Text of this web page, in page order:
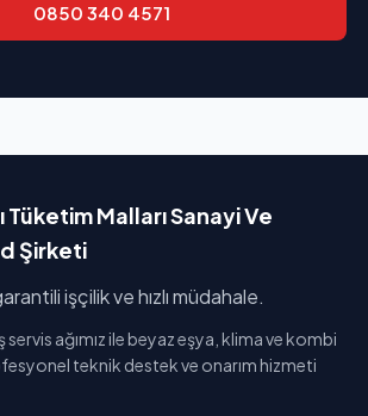
0850 340 4571
Tüketim Malları Sanayi Ve
Şirketi
işçilik ve hızlı müdahale.
ağımız ile beyaz eşya, klima ve kombi
teknik destek ve onarım hizmeti